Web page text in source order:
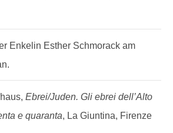
Enkelin Esther Schmorack am
Ebrei/Juden. Gli ebrei dell’Alto
e quaranta, La Giuntina, Firenze